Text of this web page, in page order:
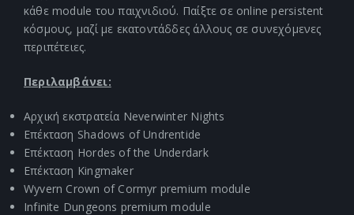
κάθε module του παιχνιδιού. Παίξτε σε online persistent
κόσμους, μαζί με εκατοντάδδες άλλους σε συνεχόμενες
περιπέτειες.
Περιλαμβάνει:
Αρχική εκστρατεία Neverwinter Nights
Επέκταση Shadows of Undrentide
Επέκταση Hordes of the Underdark
Επέκταση Kingmaker
Wyvern Crown of Cormyr premium module
Infinite Dungeons premium module